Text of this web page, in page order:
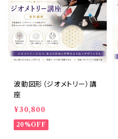
波動図形（ジオメトリー）講
座
¥30,800
20%OFF